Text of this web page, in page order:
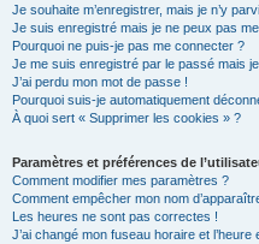
Je souhaite m’enregistrer, mais je n’y
Je suis enregistré mais je ne peux pas
Pourquoi ne puis-je pas me connecter ?
Je me suis enregistré par le passé mais
J’ai perdu mon mot de passe !
Pourquoi suis-je automatiquement
À quoi sert « Supprimer les cookies » ?
Paramètres et préférences de
Comment modifier mes paramètres ?
Comment empêcher mon nom
Les heures ne sont pas correctes !
J’ai changé mon fuseau horaire et